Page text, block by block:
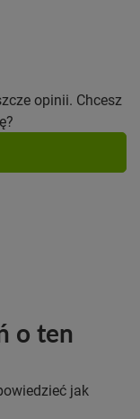
opinii. Chcesz
o ten
jak